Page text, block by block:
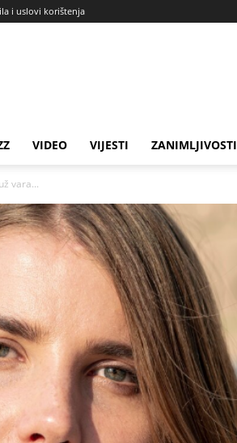
i uslovi korištenja
VIDEO VIJESTI ZANIMLJIVOSTI
vara...